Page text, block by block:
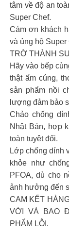
tâm về độ an
Super Chef.
Cám ơn khách
và ủng hộ Super
TRỜ THÀNH
Hãy vào bếp
thật ấm cúng,
sản phẩm nồi
lượng đảm bảo
Chảo chống
Nhật Bản, hợp
toàn tuyệt đối.
Lớp chống dính
khỏe như
PFOA, dù cho
ảnh hưởng đến
CAM KẾT
VỜI VÀ BAO
PHẨM LỖI.